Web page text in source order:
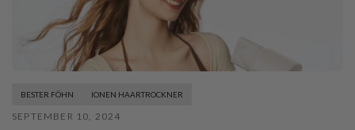
BESTER FÖHN IONEN HAARTROCKNER
SEPTEMBER 10, 2024